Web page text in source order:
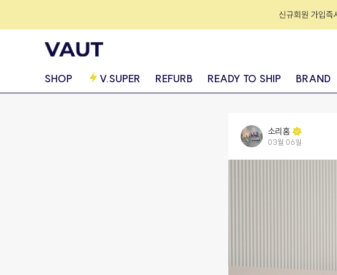
SHOP V.SUPER REFURB READY TO SHIP BRAND
소리홈
03월 06일